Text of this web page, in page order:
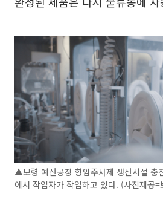
▲보령 예산공장 항암주사제 생산시설 충
에서 작업자가 작업하고 있다. (사진제공=